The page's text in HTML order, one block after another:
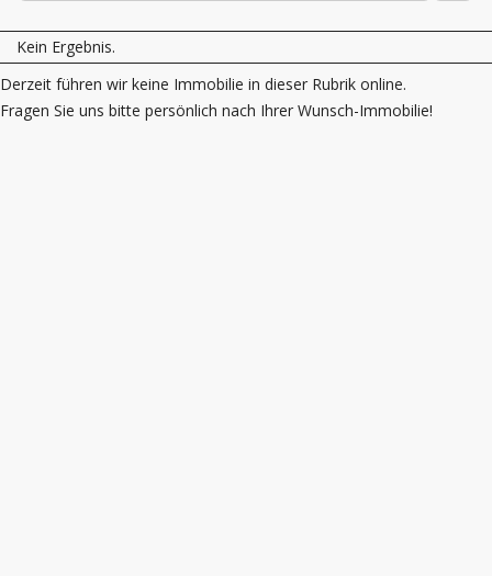
Kein Ergebnis.
Derzeit führen wir keine Immobilie in dieser Rubrik online.
Fragen Sie uns bitte persönlich nach Ihrer Wunsch-Immobilie!